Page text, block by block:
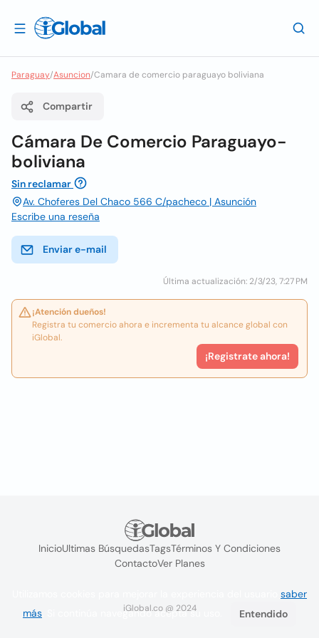
Paraguay/Asuncion/Camara de comercio paraguayo boliviana
Compartir
Cámara De Comercio Paraguayo-
boliviana
Sin reclamar
Av. Choferes Del Chaco 566 C/pacheco | Asunción
Escribe una reseña
Enviar e-mail
Última actualización: 2/3/23, 7:27 PM
¡Atención dueños!
Registra tu comercio ahora e incrementa tu alcance global con
iGlobal.
¡Registrate ahora!
InicioUltimas BúsquedasTagsTérminos Y Condiciones
ContactoVer Planes
iGlobal.co @ 2024
saber
más . Si continúa navegando acepta su uso. Entendido